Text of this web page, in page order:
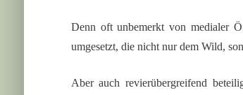
Denn oft unbemerkt von medialer
umgesetzt, die nicht nur dem Wild,
Aber auch revierübergreifend